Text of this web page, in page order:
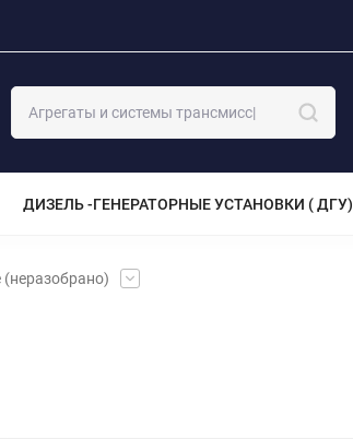
ДИЗЕЛЬ -ГЕНЕРАТОРНЫЕ УСТАНОВКИ ( ДГУ)
(неразобрано)